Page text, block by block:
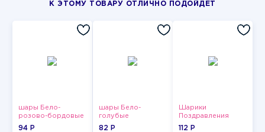
К ЭТОМУ ТОВАРУ ОТЛИЧНО ПОДОЙДЕТ
шары Бело-
розово-бордовые
металлик
94 P
шары Бело-
голубые
пастельные
82 P
Шарики
Поздравления
112 P